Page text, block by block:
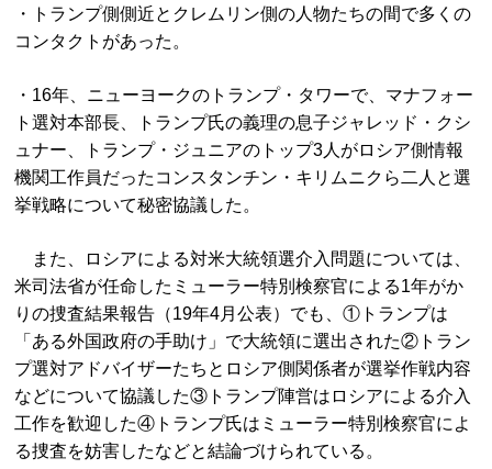
・トランプ側側近とクレムリン側の人物たちの間で多くの
コンタクトがあった。
・16年、ニューヨークのトランプ・タワーで、マナフォー
ト選対本部長、トランプ氏の義理の息子ジャレッド・クシ
ュナー、トランプ・ジュニアのトップ3人がロシア側情報
機関工作員だったコンスタンチン・キリムニクら二人と選
挙戦略について秘密協議した。
また、ロシアによる対米大統領選介入問題については、
米司法省が任命したミューラー特別検察官による1年がか
りの捜査結果報告（19年4月公表）でも、①トランプは
「ある外国政府の手助け」で大統領に選出された②トラン
プ選対アドバイザーたちとロシア側関係者が選挙作戦内容
などについて協議した③トランプ陣営はロシアによる介入
工作を歓迎した④トランプ氏はミューラー特別検察官によ
る捜査を妨害したなどと結論づけられている。